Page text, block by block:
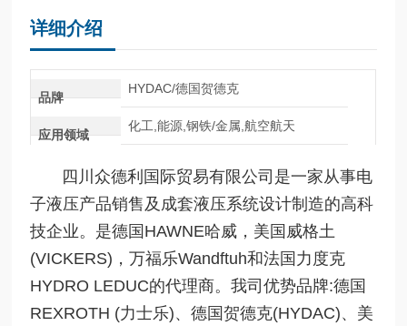
详细介绍
品牌
HYDAC/德国贺德克
应用领域
化工,能源,钢铁/金属,航空航天
四川众德利国际贸易有限公司是一家从事电
子液压产品销售及成套液压系统设计制造的高科
技企业。是德国HAWNE哈威，美国威格土
(VICKERS)，万福乐Wandftuh和法国力度克
HYDRO LEDUC的代理商。我司优势品牌:德国
REXROTH (力士乐)、德国贺德克(HYDAC)、美